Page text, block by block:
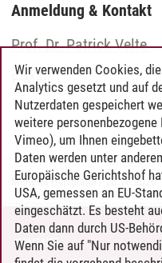
Anmeldung & Kontakt
Prof. Dr. Patrick Velte
E-Mail
Marietta Hülsmann/26.10.2020
KONTAKT
Wir verwenden Cookies,
Analytics gesetzt und auf
Nutzerdaten gespeichert
weitere personenbezogene
Vimeo), um Ihnen
Daten werden unter
Europäische Gerichtshof
USA, gemessen an EU-
eingeschätzt. Es besteht
Daten dann durch US-
Wenn Sie auf "Nur